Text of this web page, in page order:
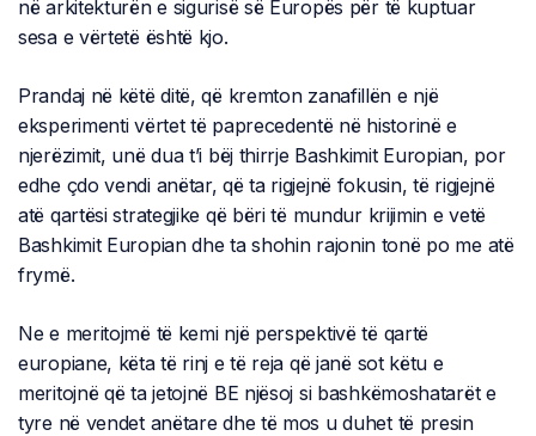
në arkitekturën e sigurisë së Europës për të kuptuar
sesa e vërtetë është kjo.
Prandaj në këtë ditë, që kremton zanafillën e një
eksperimenti vërtet të paprecedentë në historinë e
njerëzimit, unë dua t’i bëj thirrje Bashkimit Europian, por
edhe çdo vendi anëtar, që ta rigjejnë fokusin, të rigjejnë
atë qartësi strategjike që bëri të mundur krijimin e vetë
Bashkimit Europian dhe ta shohin rajonin tonë po me atë
frymë.
Ne e meritojmë të kemi një perspektivë të qartë
europiane, këta të rinj e të reja që janë sot këtu e
meritojnë që ta jetojnë BE njësoj si bashkëmoshatarët e
tyre në vendet anëtare dhe të mos u duhet të presin